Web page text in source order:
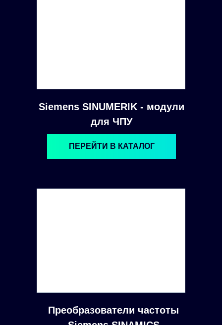
Siemens SINUMERIK - модули
для ЧПУ
ПЕРЕЙТИ В КАТАЛОГ
Преобразователи частоты